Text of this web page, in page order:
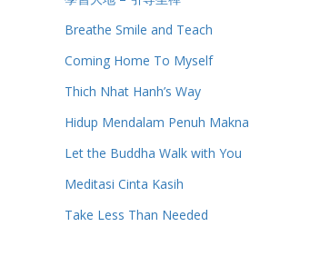
Breathe Smile and Teach
Coming Home To Myself
Thich Nhat Hanh’s Way
Hidup Mendalam Penuh Makna
Let the Buddha Walk with You
Meditasi Cinta Kasih
Take Less Than Needed